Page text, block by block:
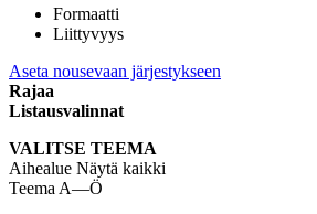
Formaatti
Liittyvyys
Aseta nousevaan järjestykseen
Rajaa
Listausvalinnat
VALITSE TEEMA
Aihealue Näytä kaikki
Teema A—Ö